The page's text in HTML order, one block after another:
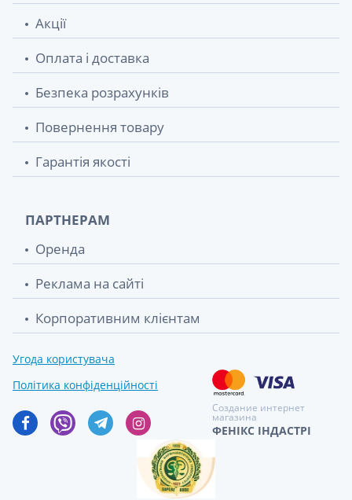
Акції
Оплата і доставка
Безпека розрахунків
Повернення товару
Гарантія якості
ПАРТНЕРАМ
Оренда
Реклама на сайті
Корпоративним клієнтам
Угода користувача
Політика конфіденційності
Создание интернет
магазина
ФЕНІКС ІНДАСТРІ